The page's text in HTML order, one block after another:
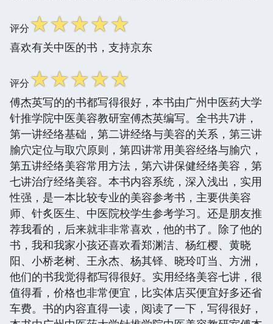
评分☆☆☆☆☆
喜欢有关中医的书，支持京东
评分☆☆☆☆☆
傅杰英写的的书都写得很好，本书由广州中医药大学
针推学院中医美容教研室傅杰英编写。全书共7讲，
第一讲经络基础，第二讲经络与美容的关系，第三讲
腧穴定位与取穴原则，第四讲常用美容经络与腧穴，
第五讲经络美容常用方法，第六讲保健经络美容，第
七讲治疗经络美容。本书内容系统，深入浅出，实用
性强，是一本比较专业的美容参考书，主要供美容
师、针炙医生、中医院校学生参考学习。还是朋友推
荐我看的，后来就非非常喜欢，他的书了。除了他的
书，我和我家小孩还喜欢看郑渊洁、杨红樱、黄晓
阳、小桥老树、王永杰、杨其铎、晓玲叮当、方洲，
他们的书我觉得都写得很好。实用经络美容七讲，很
值得看，价格也非常便宜，比实体店买便宜好多还省
车费。书的内容直得一读，阅读了一下，写得很好，